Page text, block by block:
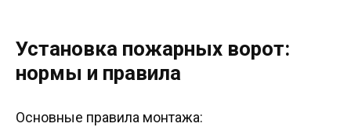
Установка пожарных ворот:
нормы и правила
Основные правила монтажа: